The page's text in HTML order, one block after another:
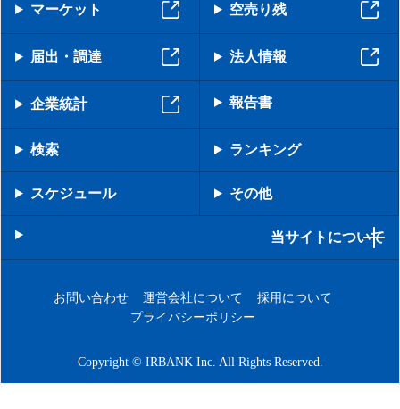
マーケット 空売り残
届出・調達 法人情報
企業統計 報告書
検索 ランキング
スケジュール その他
当サイトについて
お問い合わせ 運営会社について
採用について
プライバシーポリシー
Copyright © IRBANK Inc. All Rights Reserved.